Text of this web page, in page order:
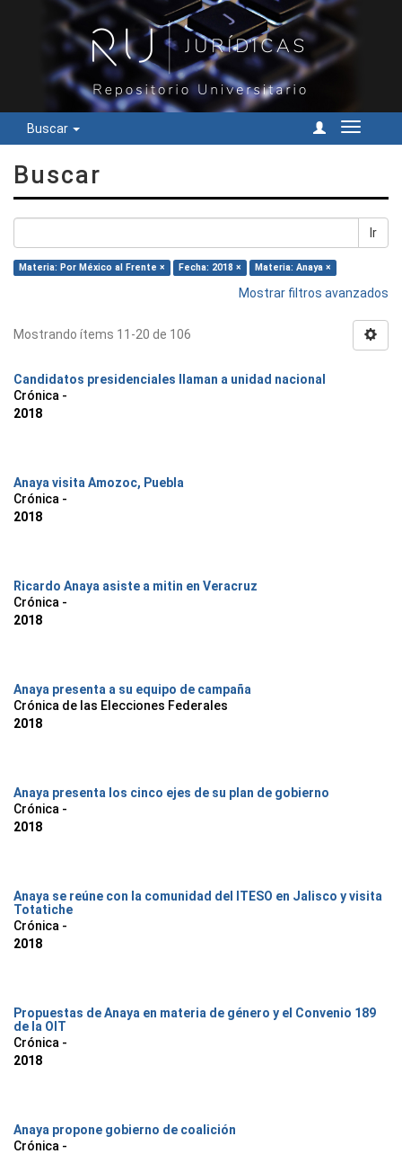
Buscar
Cambiar
Buscar
Ir
Materia: Por México al Frente × Fecha: 2018 × Materia: Anaya ×
Mostrar filtros avanzados
Mostrando ítems 11-20 de 106
Candidatos presidenciales llaman a unidad nacional
Crónica -
2018
Anaya visita Amozoc, Puebla
Crónica -
2018
Ricardo Anaya asiste a mitin en Veracruz
Crónica -
2018
Anaya presenta a su equipo de campaña
Crónica de las Elecciones Federales
2018
Anaya presenta los cinco ejes de su plan de gobierno
Crónica -
2018
Anaya se reúne con la comunidad del ITESO en Jalisco y visita
Totatiche
Crónica -
2018
Propuestas de Anaya en materia de género y el Convenio 189
de la OIT
Crónica -
2018
Anaya propone gobierno de coalición
Crónica -